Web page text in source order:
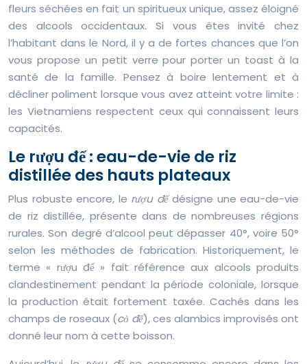
fleurs séchées en fait un spiritueux unique, assez éloigné
des alcools occidentaux. Si vous êtes invité chez
l’habitant dans le Nord, il y a de fortes chances que l’on
vous propose un petit verre pour porter un toast à la
santé de la famille. Pensez à boire lentement et à
décliner poliment lorsque vous avez atteint votre limite :
les Vietnamiens respectent ceux qui connaissent leurs
capacités.
Le rượu đế : eau-de-vie de riz
distillée des hauts plateaux
Plus robuste encore, le rượu đếdésigne une eau-de-vie
de riz distillée, présente dans de nombreuses régions
rurales. Son degré d’alcool peut dépasser 40°, voire 50°
selon les méthodes de fabrication. Historiquement, le
terme « rượu đế » fait référence aux alcools produits
clandestinement pendant la période coloniale, lorsque
la production était fortement taxée. Cachés dans les
champs de roseaux (cỏ đế), ces alambics improvisés ont
donné leur nom à cette boisson.